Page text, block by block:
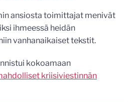
ansiosta toimittajat menivät
ihmeessä heidän
vanhanaikaiset tekstit.
kokoamaan
kriisiviestinnän